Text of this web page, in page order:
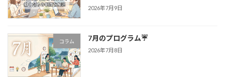
2026年7月9日
コラム 7月のプログラム☔
2026年7月8日